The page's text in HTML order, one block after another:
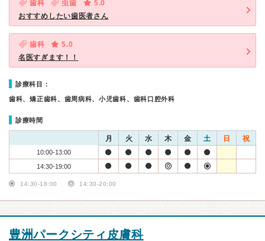
歯科 虫歯
5.0
おすすめしたい歯医者さん
歯科
5.0
名医すぎます！！
診療科目：
歯科、矯正歯科、歯周病科、小児歯科、歯科口腔外科
診療時間
月 火 水 木 金 土 日 祝
10:00-13:00
14:30-19:00
14:30-18:00 14:30-20:00
豊洲パークシティ皮膚科